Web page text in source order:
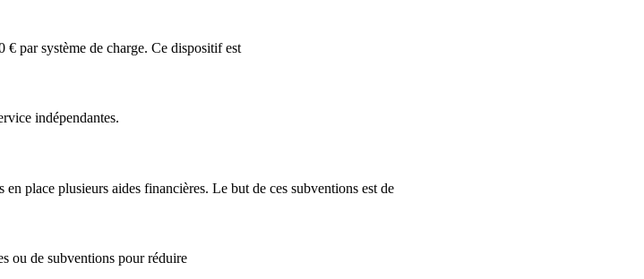
par système de charge. Ce dispositif est
indépendantes.
place plusieurs aides financières. Le but de ces subventions est de
ou de subventions pour réduire